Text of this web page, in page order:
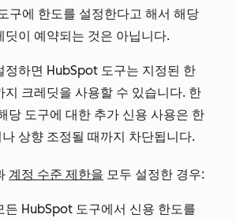
구에 한도를 설정한다고 해서 해당
딧이 예약되는 것은 아닙니다.
정하면 HubSpot 도구는 지정된 한
지 크레딧을 사용할 수 있습니다. 한
당 도구에 대한 추가 신용 사용은 한
상향 조정될 때까지 차단됩니다.
계정 수준 제한을 모두 설정한 경우:
든 HubSpot 도구에서 신용 한도를